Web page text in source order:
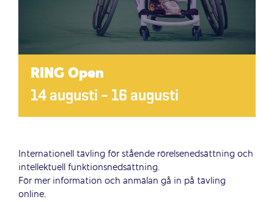
RING Open
14 augusti – 16 augusti
Internationell tävling för stående rörelsenedsättning och
intellektuell funktionsnedsättning.
För mer information och anmälan gå in på tävling
online.